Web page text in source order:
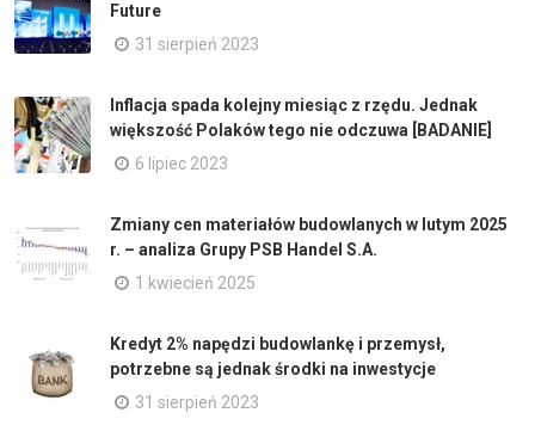
Future
31 sierpień 2023
Inflacja spada kolejny miesiąc z rzędu. Jednak
większość Polaków tego nie odczuwa [BADANIE]
6 lipiec 2023
Zmiany cen materiałów budowlanych w lutym 2025
r. – analiza Grupy PSB Handel S.A.
1 kwiecień 2025
Kredyt 2% napędzi budowlankę i przemysł,
potrzebne są jednak środki na inwestycje
31 sierpień 2023